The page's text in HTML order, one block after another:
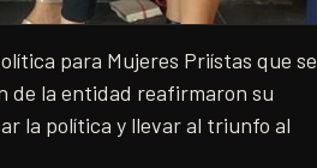
para Mujeres Priístas que se
de la entidad reafirmaron su
la política y llevar al triunfo al